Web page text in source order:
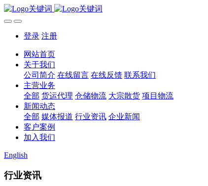
登录 注册
网站首页
关于我们
公司简介 在线留言 在线反馈 联系我们
主营业务
全部 货运代理 仓储物流 大宗散货 项目物流
新闻动态
全部 媒体报道 行业资讯 企业新闻
客户案例
加入我们
English
行业资讯